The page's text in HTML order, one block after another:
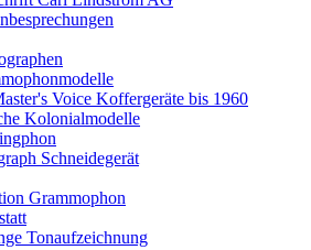
Voice Koffergeräte bis 1960
Kolonialmodelle
Schneidegerät
Grammophon
Tonaufzeichnung